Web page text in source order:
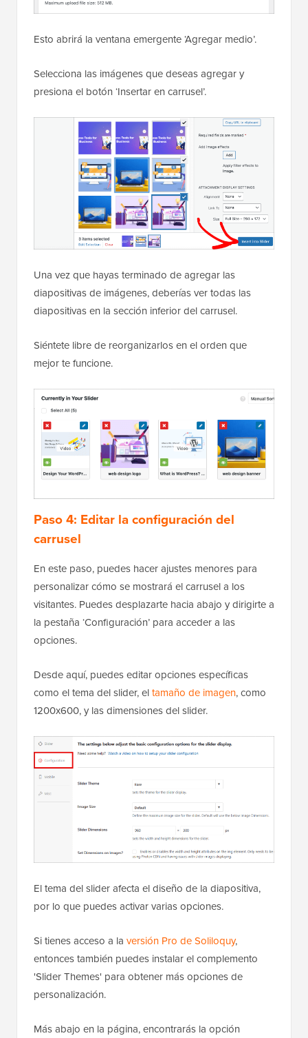
Esto abrirá la ventana emergente ‘Agregar medio’.
Selecciona las imágenes que deseas agregar y
presiona el botón ‘Insertar en carrusel’.
Una vez que hayas terminado de agregar las
diapositivas de imágenes, deberías ver todas las
diapositivas en la sección inferior del carrusel.
Siéntete libre de reorganizarlos en el orden que
mejor te funcione.
Paso 4: Editar la configuración del
carrusel
En este paso, puedes hacer ajustes menores para
personalizar cómo se mostrará el carrusel a los
visitantes. Puedes desplazarte hacia abajo y dirigirte a
la pestaña ‘Configuración’ para acceder a las
opciones.
Desde aquí, puedes editar opciones específicas
como el tema del slider, eltamaño de imagen, como
1200x600, y las dimensiones del slider.
El tema del slider afecta el diseño de la diapositiva,
por lo que puedes activar varias opciones.
Si tienes acceso a la versión Pro de Soliloquy,
entonces también puedes instalar el complemento
'Slider Themes' para obtener más opciones de
personalización.
Más abajo en la página, encontrarás la opción